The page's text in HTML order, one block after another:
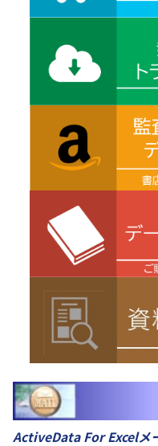
ActiveData For Excelメ